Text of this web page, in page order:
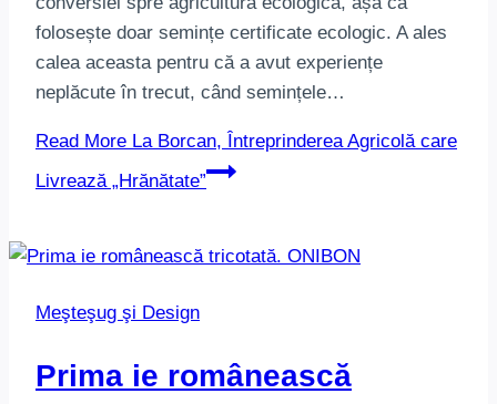
folosește doar semințe certificate ecologic. A ales
calea aceasta pentru că a avut experiențe
neplăcute în trecut, când semințele…
Read More La Borcan, Întreprinderea Agricolă care
Livrează „Hrănătate”
Meşteşug şi Design
Prima ie românească